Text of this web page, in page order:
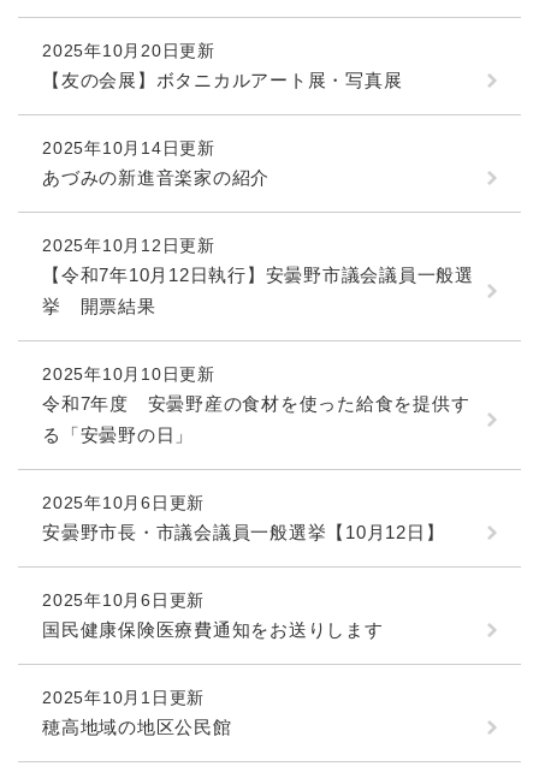
2025年10月20日更新
【友の会展】ボタニカルアート展・写真展
2025年10月14日更新
あづみの新進音楽家の紹介
2025年10月12日更新
【令和7年10月12日執行】安曇野市議会議員一般選
挙 開票結果
2025年10月10日更新
令和7年度 安曇野産の食材を使った給食を提供す
る「安曇野の日」
2025年10月6日更新
安曇野市長・市議会議員一般選挙【10月12日】
2025年10月6日更新
国民健康保険医療費通知をお送りします
2025年10月1日更新
穂高地域の地区公民館